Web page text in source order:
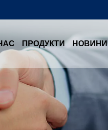
ПРОДУКТИ НОВИНИ